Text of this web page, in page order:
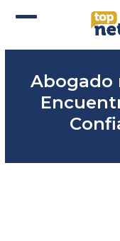
móvil
móvil
Abogado